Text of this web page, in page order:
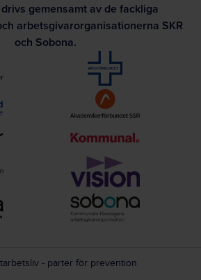
gemensamt av de fackliga
arbetsgivarorganisationerna SKR
och Sobona.
- parter för prevention